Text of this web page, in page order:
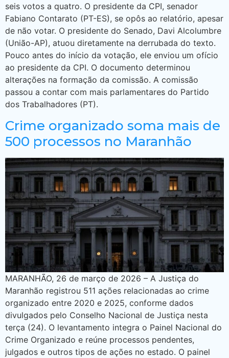
seis votos a quatro. O presidente da CPI, senador
Fabiano Contarato (PT-ES), se opôs ao relatório, apesar
de não votar. O presidente do Senado, Davi Alcolumbre
(União-AP), atuou diretamente na derrubada do texto.
Pouco antes do início da votação, ele enviou um ofício
ao presidente da CPI. O documento determinou
alterações na formação da comissão. A comissão
passou a contar com mais parlamentares do Partido
dos Trabalhadores (PT).
Crime organizado soma mais de
500 processos no Maranhão
MARANHÃO, 26 de março de 2026 – A Justiça do
Maranhão registrou 511 ações relacionadas ao crime
organizado entre 2020 e 2025, conforme dados
divulgados pelo Conselho Nacional de Justiça nesta
terça (24). O levantamento integra o Painel Nacional do
Crime Organizado e reúne processos pendentes,
julgados e outros tipos de ações no estado. O painel